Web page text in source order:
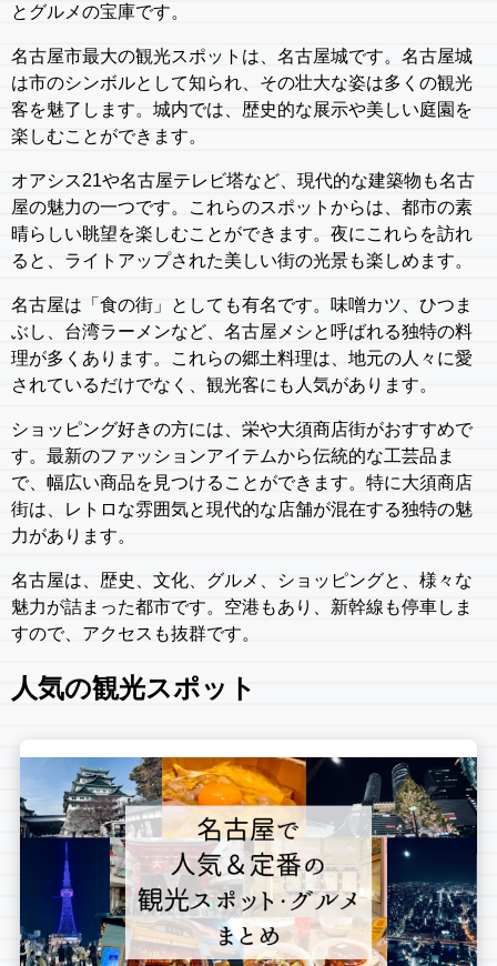
とグルメの宝庫です。
名古屋市最大の観光スポットは、名古屋城です。名古屋城
は市のシンボルとして知られ、その壮大な姿は多くの観光
客を魅了します。城内では、歴史的な展示や美しい庭園を
楽しむことができます。
オアシス21や名古屋テレビ塔など、現代的な建築物も名古
屋の魅力の一つです。これらのスポットからは、都市の素
晴らしい眺望を楽しむことができます。夜にこれらを訪れ
ると、ライトアップされた美しい街の光景も楽しめます。
名古屋は「食の街」としても有名です。味噌カツ、ひつま
ぶし、台湾ラーメンなど、名古屋メシと呼ばれる独特の料
理が多くあります。これらの郷土料理は、地元の人々に愛
されているだけでなく、観光客にも人気があります。
ショッピング好きの方には、栄や大須商店街がおすすめで
す。最新のファッションアイテムから伝統的な工芸品ま
で、幅広い商品を見つけることができます。特に大須商店
街は、レトロな雰囲気と現代的な店舗が混在する独特の魅
力があります。
名古屋は、歴史、文化、グルメ、ショッピングと、様々な
魅力が詰まった都市です。空港もあり、新幹線も停車しま
すので、アクセスも抜群です。
人気の観光スポット